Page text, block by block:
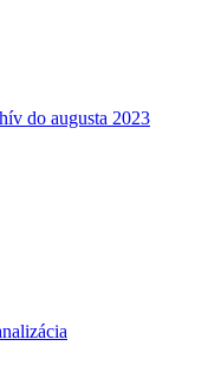
do augusta 2023